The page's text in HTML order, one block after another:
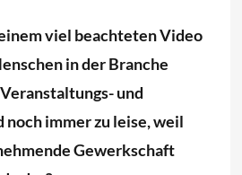
viel beachteten Video
in der Branche
und
immer zu leise, weil
Gewerkschaft